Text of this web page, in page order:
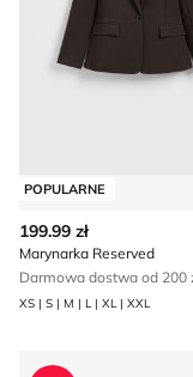
POPULARNE
199.99 zł
Marynarka Reserved
Darmowa dostwa od 200
XS | S | M | L | XL | XXL
Reserved -